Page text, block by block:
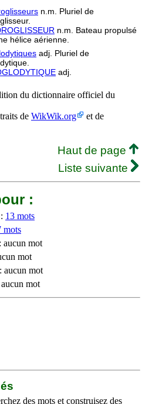
n.m. Pluriel de
n.m. Bateau propulsé
hélice aérienne.
adj. Pluriel de
adj.
du dictionnaire officiel du
de WikWik.org
et de
Haut de page
Liste suivante
:
13 mots
mots
aucun mot
mot
aucun mot
mot
des mots et construisez des